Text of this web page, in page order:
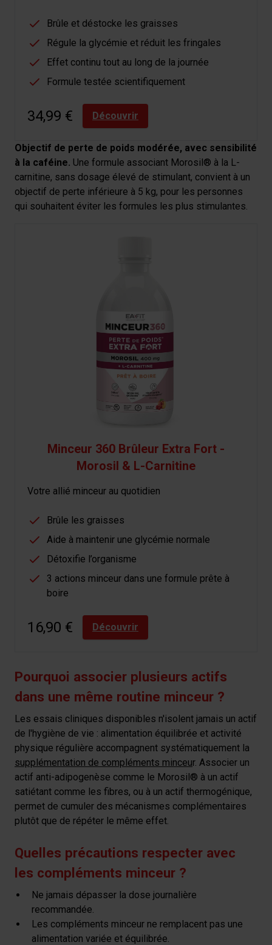
Brûle et déstocke les graisses
Régule la glycémie et réduit les fringales
Effet continu tout au long de la journée
Formule testée scientifiquement
34,99 € Découvrir
Objectif de perte de poids modérée, avec sensibilité
à la caféine. Une formule associant Morosil® à la L-
carnitine, sans dosage élevé de stimulant, convient à un
objectif de perte inférieure à 5 kg, pour les personnes
qui souhaitent éviter les formules les plus stimulantes.
Minceur 360 Brûleur Extra Fort -
Morosil & L-Carnitine
Votre allié minceur au quotidien
Brûle les graisses
Aide à maintenir une glycémie normale
Détoxifie l’organisme
3 actions minceur dans une formule prête à
boire
16,90 € Découvrir
Pourquoi associer plusieurs actifs
dans une même routine minceur ?
Les essais cliniques disponibles n'isolent jamais un actif
de l'hygiène de vie : alimentation équilibrée et activité
physique régulière accompagnent systématiquement la
supplémentation de compléments minceur. Associer un
actif anti-adipogenèse comme le Morosil® à un actif
satiétant comme les fibres, ou à un actif thermogénique,
permet de cumuler des mécanismes complémentaires
plutôt que de répéter le même effet.
Quelles précautions respecter avec
les compléments minceur ?
Ne jamais dépasser la dose journalière
recommandée.
Les compléments minceur ne remplacent pas une
alimentation variée et équilibrée.